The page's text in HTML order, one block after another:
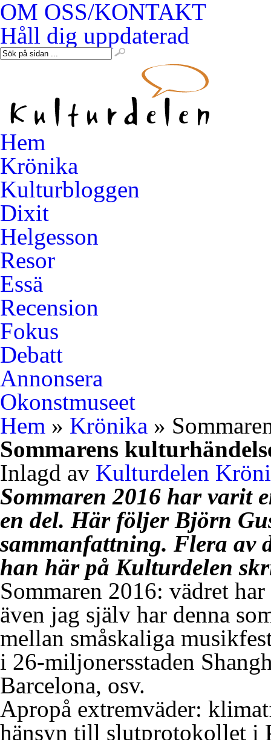
OM OSS/KONTAKT
Håll dig uppdaterad
Hem
Krönika
Kulturbloggen
Dixit
Helgesson
Resor
Essä
Recension
Fokus
Debatt
Annonsera
Okonstmuseet
Hem » Krönika »
Sommarens
Inlagd av Kulturdelen
Sommaren 2016 har varit
en del. Här följer Björn
sammanfattning. Flera av
han här på Kulturdelen
Sommaren 2016: vädret
även jag själv har denna
mellan småskaliga
i 26-miljonersstaden
Barcelona, osv.
Apropå extremväder:
hänsyn till slutprotokollet i